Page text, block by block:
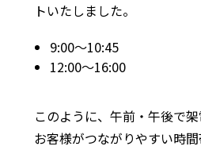
トいたしました。
9:00〜10:45
12:00〜16:00
このように、午前・午後で架
お客様がつながりやすい時